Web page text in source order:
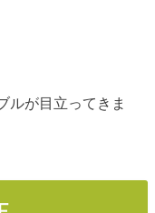
ルが目立ってきま